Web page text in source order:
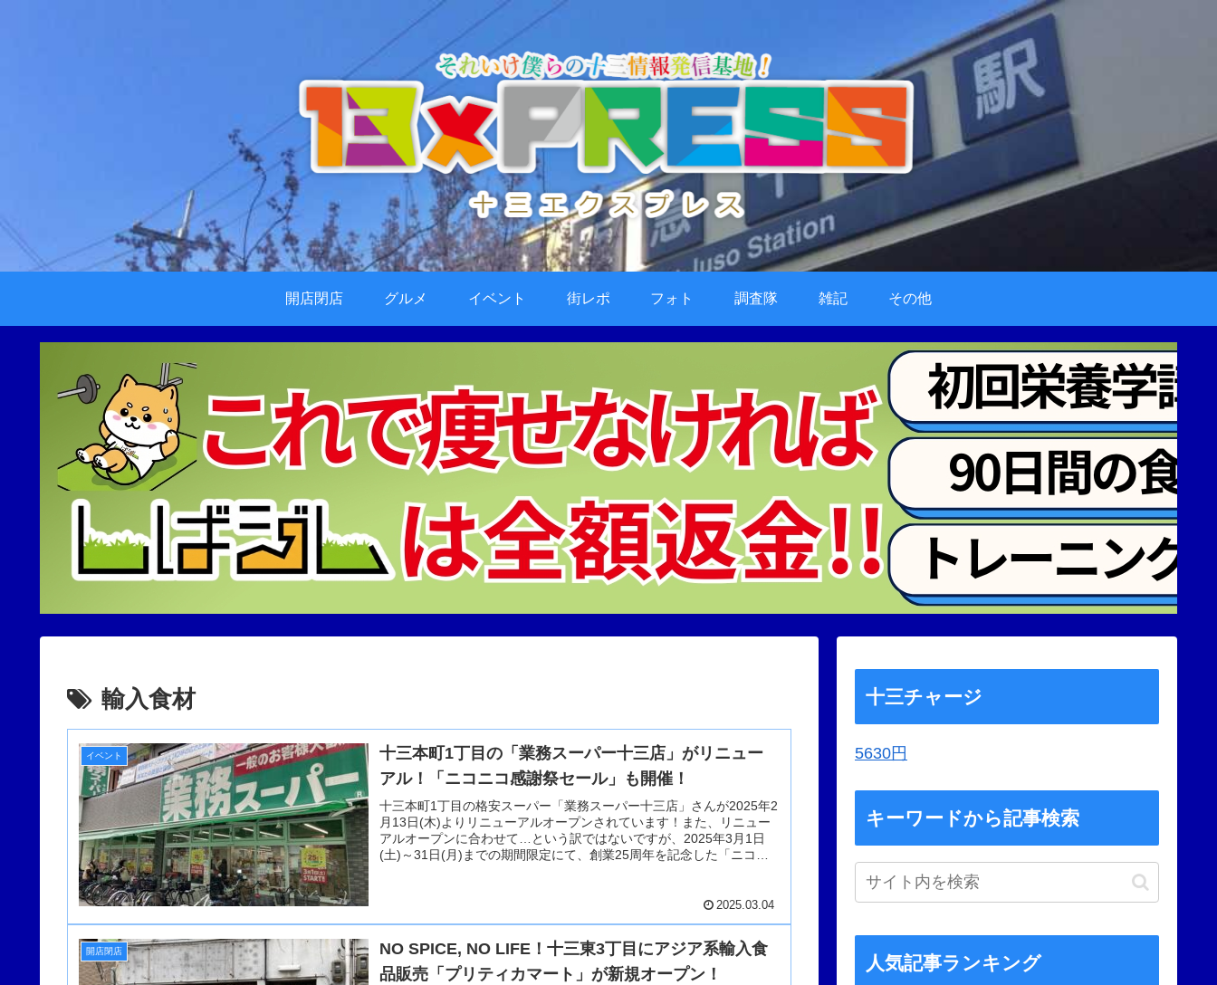
開店閉店 グルメ イベント 街レポ フォト 調査隊 雑記 その他
輸入食材
イベント
十三本町1丁目の「業務スーパー十三店」がリニュー
アル！「ニコニコ感謝祭セール」も開催！
十三本町1丁目の格安スーパー「業務スーパー十三店」さんが2025年2
月13日(木)よりリニューアルオープンされています！また、リニュー
アルオープンに合わせて…という訳ではないですが、2025年3月1日
(土)～31日(月)までの期間限定にて、創業25周年を記念した「ニコニ
2025.03.04
開店閉店
NO SPICE, NO LIFE！十三東3丁目にアジア系輸入食
品販売「プリティカマート」が新規オープン！
十三チャージ
5630円
キーワードから記事検索
人気記事ランキング